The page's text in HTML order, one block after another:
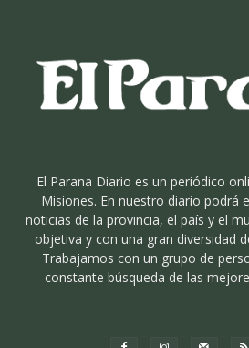
El Parana Diario es un periódico
Misiones. En nuestro diario podrá
noticias de la provincia, el país y el
objetiva y con una gran diversidad
Trabajamos con un grupo de
constante búsqueda de las